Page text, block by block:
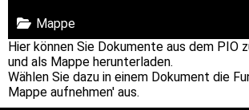
Mappe
Hier können Sie Dokumente aus dem PIO
und als Mappe herunterladen.
Wählen Sie dazu in einem Dokument die
Mappe aufnehmen' aus.